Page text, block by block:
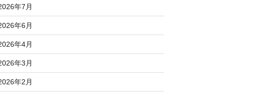
年7月
年6月
年4月
年3月
年2月